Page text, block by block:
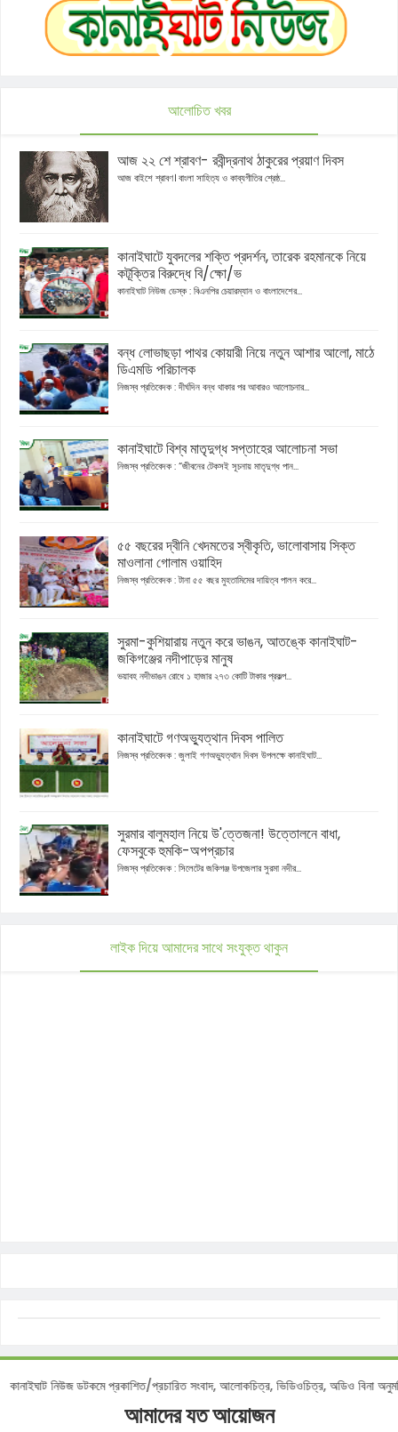
আলোচিত খবর
আজ ২২ শে শ্রাবণ- রবীন্দ্রনাথ ঠাকুরের প্রয়াণ দিবস
আজ বাইশে শ্রাবণ। বাংলা সাহিত্য ও কাব্যগীতির শ্রেষ্ঠ...
কানাইঘাটে যুবদলের শক্তি প্রদর্শন, তারেক রহমানকে নিয়ে
কটূক্তির বিরুদ্ধে বি/ক্ষো/ভ
কানাইঘাট নিউজ ডেস্ক : বিএনপির চেয়ারম্যান ও বাংলাদেশের...
বন্ধ লোভাছড়া পাথর কোয়ারী নিয়ে নতুন আশার আলো, মাঠে
ডিএমডি পরিচালক
নিজস্ব প্রতিবেদক : দীর্ঘদিন বন্ধ থাকার পর আবারও আলোচনার...
কানাইঘাটে বিশ্ব মাতৃদুগ্ধ সপ্তাহের আলোচনা সভা
নিজস্ব প্রতিবেদক : “জীবনের টেকসই সূচনায় মাতৃদুগ্ধ পান...
৫৫ বছরের দ্বীনি খেদমতের স্বীকৃতি, ভালোবাসায় সিক্ত
মাওলানা গোলাম ওয়াহিদ
নিজস্ব প্রতিবেদক : টানা ৫৫ বছর মুহতামিমের দায়িত্ব পালন করে...
সুরমা-কুশিয়ারায় নতুন করে ভাঙন, আতঙ্কে কানাইঘাট-
জকিগঞ্জের নদীপাড়ের মানুষ
ভয়াবহ নদীভাঙন রোধে ১ হাজার ২৭৩ কোটি টাকার প্রকল্প...
কানাইঘাটে গণঅভ্যুত্থান দিবস পালিত
নিজস্ব প্রতিবেদক : জুলাই গণঅভ্যুত্থান দিবস উপলক্ষে কানাইঘাট...
সুরমার বালুমহাল নিয়ে উ'ত্তেজনা! উত্তোলনে বাধা,
ফেসবুকে হুমকি-অপপ্রচার
নিজস্ব প্রতিবেদক : সিলেটের জকিগঞ্জ উপজেলার সুরমা নদীর...
লাইক দিয়ে আমাদের সাথে সংযুক্ত থাকুন
:কানাইঘাট নিউজ ডটকমে প্রকাশিত/প্রচারিত সংবাদ, আলোকচিত্র, ভিডিওচিত্র, অডিও
আমাদের যত আয়োজন